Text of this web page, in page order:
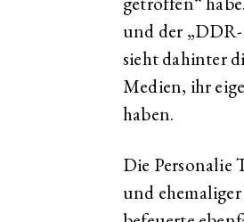
und der
sieht dahinter
Medien, ihr
haben.
Die Personalie
und